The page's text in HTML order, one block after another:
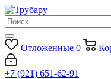
Отложенные 0
+7 (921) 651-62-91